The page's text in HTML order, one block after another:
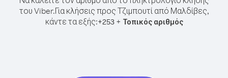
του Viber.Για κλήσεις προς Τζιμπουτί από Μαλδίβες,
κάντε τα εξής:+253+ Τοπικός αριθμός